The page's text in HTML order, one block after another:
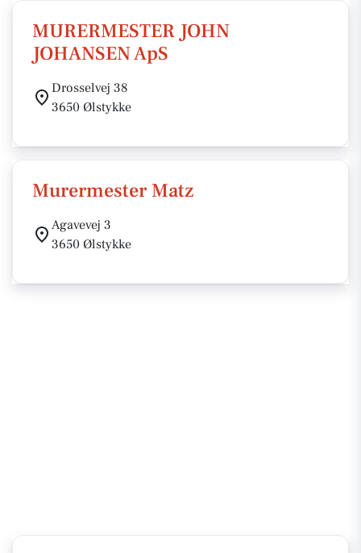
MURERMESTER JOHN
JOHANSEN ApS
Drosselvej 38
3650 Ølstykke
Murermester Matz
Agavevej 3
3650 Ølstykke